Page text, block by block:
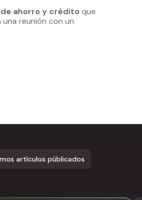
ahorro y crédito que
reunión con un
artículos públicados